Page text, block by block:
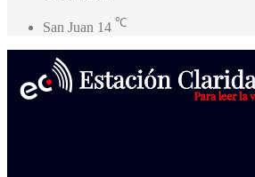
San Juan 14 ℃